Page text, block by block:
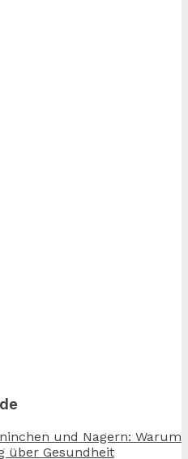
und Nagern: Warum
über Gesundheit